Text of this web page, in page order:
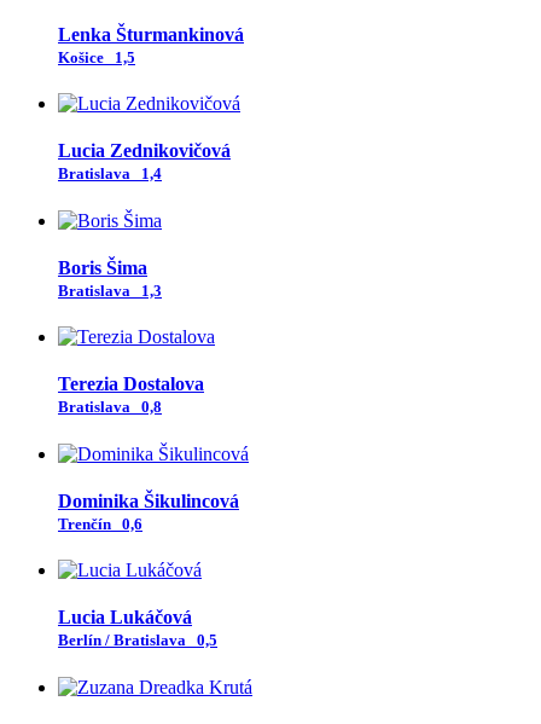
Lenka Šturmankinová
Košice 1,5
Lucia Zednikovičová
Bratislava 1,4
Boris Šima
Bratislava 1,3
Terezia Dostalova
Bratislava 0,8
Dominika Šikulincová
Trenčín 0,6
Lucia Lukáčová
Berlín / Bratislava 0,5